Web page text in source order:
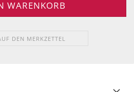
DEN MERKZETTEL